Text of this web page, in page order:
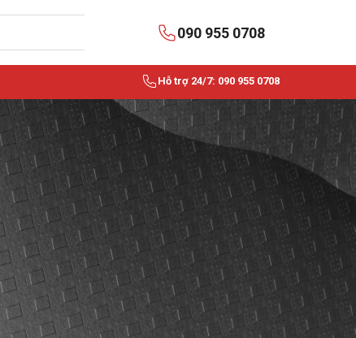
090 955 0708
Hỗ trợ 24/7: 090 955 0708
BÀI VIẾT MỚI NHẤT
Dây rút nhựa là gì? Ứng
dụng trong điện dân dụng
và công nghiệp
Dây Cáp Điều Khiển Cẩu Trục Là Gì?